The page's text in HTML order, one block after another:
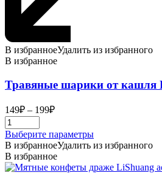
В избранноеУдалить из избранного
В избранное
Травяные шарики от кашля
149₽ – 199₽Диапазон
149₽
–
199₽
Выберите параметрыЭтот
товар
несколько
В избранноеУдалить из избранного
В избранное